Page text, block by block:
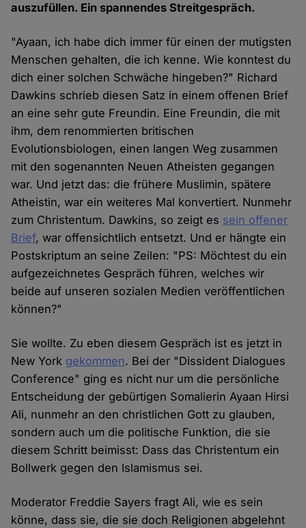
auszufüllen. Ein spannendes Streitgespräch.
"Ayaan, ich habe dich immer für einen der mutigsten
Menschen gehalten, die ich kenne. Wie konntest du
dich einer solchen Schwäche hingeben?" Richard
Dawkins schrieb diesen Satz in einem offenen Brief
an eine sehr gute Freundin. Eine Freundin, die mit
ihm, dem renommierten britischen
Evolutionsbiologen, einen langen Weg zusammen
mit den sogenannten Neuen Atheisten gegangen
war. Und jetzt das: die frühere Muslimin, spätere
Atheistin, war ein weiteres Mal konvertiert. Nunmehr
zum Christentum. Dawkins, so zeigt es sein offener
Brief, war offensichtlich entsetzt. Und er hängte ein
Postskriptum an seine Zeilen: "PS: Möchtest du ein
aufgezeichnetes Gespräch führen, welches wir
beide auf unseren sozialen Medien veröffentlichen
können?"
Sie wollte. Zu eben diesem Gespräch ist es jetzt in
New York gekommen. Bei der "Dissident Dialogues
Conference" ging es nicht nur um die persönliche
Entscheidung der gebürtigen Somalierin Ayaan Hirsi
Ali, nunmehr an den christlichen Gott zu glauben,
sondern auch um die politische Funktion, die sie
diesem Schritt beimisst: Dass das Christentum ein
Bollwerk gegen den Islamismus sei.
Moderator Freddie Sayers fragt Ali, wie es sein
könne, dass sie, die sie doch Religionen abgelehnt